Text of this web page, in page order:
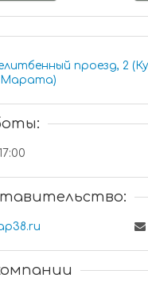
проезд, 2
Марата)